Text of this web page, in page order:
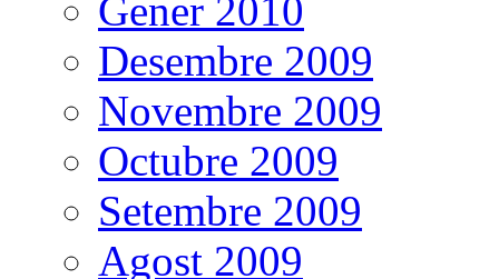
Gener 2010
Desembre 2009
Novembre 2009
Octubre 2009
Setembre 2009
Agost 2009